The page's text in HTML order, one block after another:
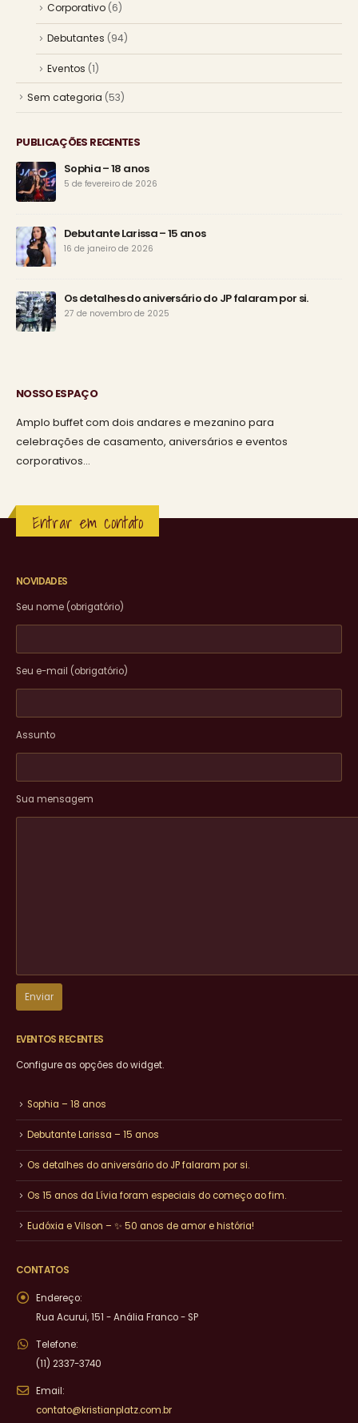
Corporativo (6)
Debutantes (94)
Eventos (1)
Sem categoria (53)
PUBLICAÇÕES RECENTES
Sophia – 18 anos
5 de fevereiro de 2026
Debutante Larissa – 15 anos
16 de janeiro de 2026
Os detalhes do aniversário do JP falaram por si.
27 de novembro de 2025
NOSSO ESPAÇO
Amplo buffet com dois andares e mezanino para
celebrações de casamento, aniversários e eventos
corporativos…
Entrar em contato
NOVIDADES
Seu nome (obrigatório)
Seu e-mail (obrigatório)
Assunto
Sua mensagem
EVENTOS RECENTES
Configure as opções do widget.
Sophia – 18 anos
Debutante Larissa – 15 anos
Os detalhes do aniversário do JP falaram por si.
Os 15 anos da Lívia foram especiais do começo ao fim.
Eudóxia e Vilson – ✨ 50 anos de amor e história!
CONTATOS
Endereço:
Rua Acurui, 151 - Anália Franco - SP
Telefone:
(11) 2337-3740
Email:
contato@kristianplatz.com.br